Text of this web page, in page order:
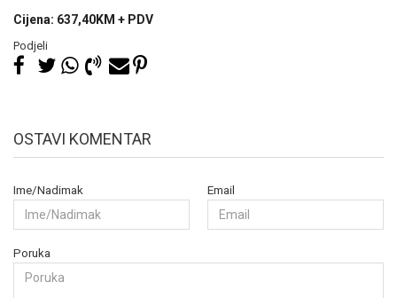
Cijena: 637,40KM + PDV
Podjeli
OSTAVI KOMENTAR
Ime/Nadimak Email
Poruka